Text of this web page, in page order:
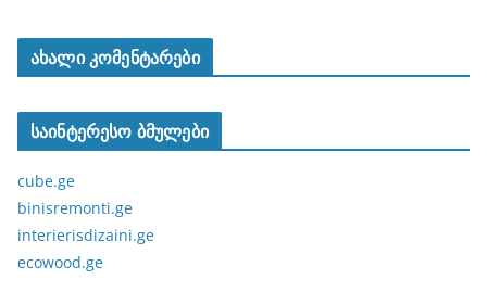
ახალი კომენტარები
საინტერესო ბმულები
cube.ge
binisremonti.ge
interierisdizaini.ge
ecowood.ge